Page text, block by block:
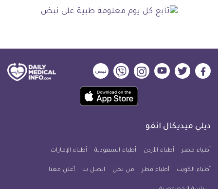
ديلي
فيسبوك
ديلي
تويتر
ديلي
ميديكال
يوتيوب
ديلي
ميديكال
انفو
ديلي
ميديكال
انفو
ديلي
ميديكال
انفو
حمل
تطبيق
معلومة
للآيفون
ديلي ميديكال انفو
أطباء مصر أطباء الأردن أطباء السعودية أطباء الإمارات
أطباء الكويت أطباء قطر من نحن اتصل بنا أعلن معنا